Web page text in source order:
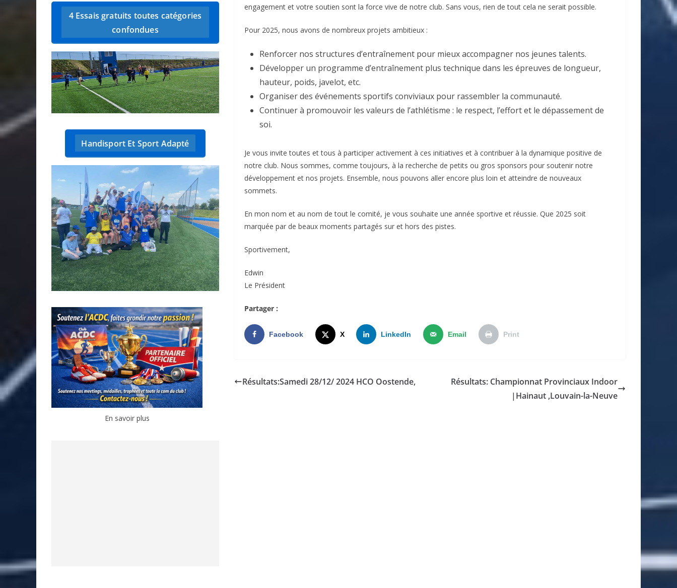
engagement et votre soutien sont la force vive de notre club. Sans vous, rien de tout cela ne serait possible.
Pour 2025, nous avons de nombreux projets ambitieux :
Renforcer nos structures d’entraînement pour mieux accompagner nos jeunes talents.
Développer un programme d’entraînement plus technique dans les épreuves de longueur,
hauteur, poids, javelot, etc.
Organiser des événements sportifs conviviaux pour rassembler la communauté.
Continuer à promouvoir les valeurs de l’athlétisme : le respect, l’effort et le dépassement de
soi.
Je vous invite toutes et tous à participer activement à ces initiatives et à contribuer à la dynamique positive de
notre club. Nous sommes, comme toujours, à la recherche de petits ou gros sponsors pour soutenir notre
développement et nos projets. Ensemble, nous pouvons aller encore plus loin et atteindre de nouveaux
sommets.
En mon nom et au nom de tout le comité, je vous souhaite une année sportive et réussie. Que 2025 soit
marquée par de beaux moments partagés sur et hors des pistes.
Sportivement,
Edwin
Le Président
Partager :
Facebook X LinkedIn Email Print
Résultats:Samedi 28/12/ 2024 HCO Oostende,
Résultats: Championnat Provinciaux Indoor
|Hainaut ,Louvain-la-Neuve
4 Essais gratuits toutes catégories
confondues
Handisport Et Sport Adapté
En savoir plus